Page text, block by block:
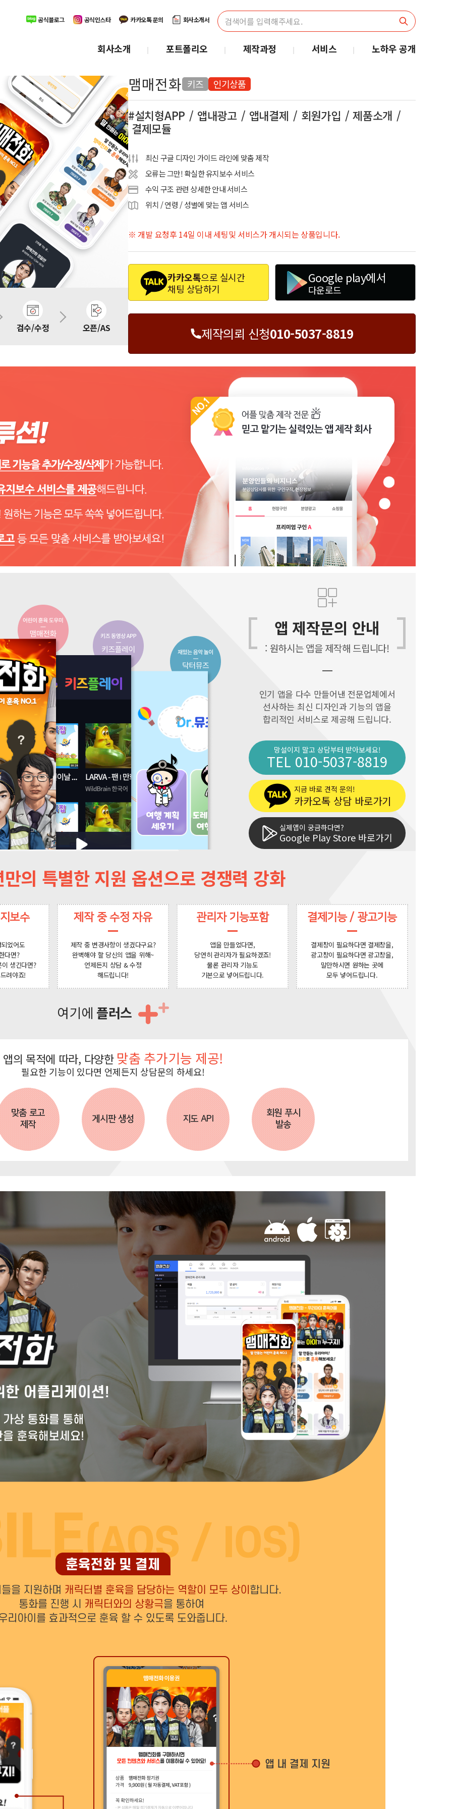
공식블로그 공식인스타 카카오톡 문의 회사소개서
회사소개 포트폴리오 제작과정 서비스 노하우 공개
검수/수정 오픈/AS
맴매전화 키즈 인기상품
설치형APP 앱내광고 앱내결제 회원가입
제품소개
결제모듈
최신 구글 디자인 가이드 라인에 맞춤 제작
오류는 그만! 확실한 유지보수 서비스
수익 구조 관련 상세한 안내 서비스
위치 / 연령 / 성별에 맞는 앱 서비스
※ 개발 요청후 14일 이내 세팅및 서비스가 개시되는 상품입니다.
카카오톡으로 실시간
채팅 상담하기
Google play에서
다운로드
제작의뢰 신청010-5037-8819
앱 제작문의 안내
: 원하시는 앱을 제작해 드립니다!
인기 앱을 다수 만들어낸 전문업체에서
선사하는 최신 디자인과 기능의 앱을
합리적인 서비스로 제공해 드립니다.
망설이지 말고 상담부터 받아보세요!
TEL 010-5037-8819
지금 바로 견적 문의!
카카오톡 상담 바로가기
실제앱이 궁금하다면?
Google Play Store 바로가기
의 특별한 지원 옵션으로 경쟁력 강화
보수
었어도
다면?
생긴다면?
려야죠!
제작 중 수정 자유
제작 중 변경사항이 생겼다구요?
완벽해야 할 당신의 앱을 위해~
언제든지 상담 & 수정
해드립니다!
관리자 기능포함
앱을 만들었다면,
당연히 관리자가 필요하겠죠!
물론 관리자 기능도
기본으로 넣어드립니다.
결제기능 / 광고기능
결제창이 필요하다면 결제창을,
광고창이 필요하다면 광고창을,
말만하시면 원하는 곳에
모두 넣어드립니다.
여기에 플러스
앱의 목적에 따라, 다양한 맞춤 추가기능 제공!
필요한 기능이 있다면 언제든지 상담문의 하세요!
맞춤 로고
제작
게시판 생성 지도 API
회원 푸시
발송